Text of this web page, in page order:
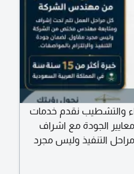
والتشطيب نقدم خدمات
معايير الجودة مع اشراف
التنفيذ وليس مجرد